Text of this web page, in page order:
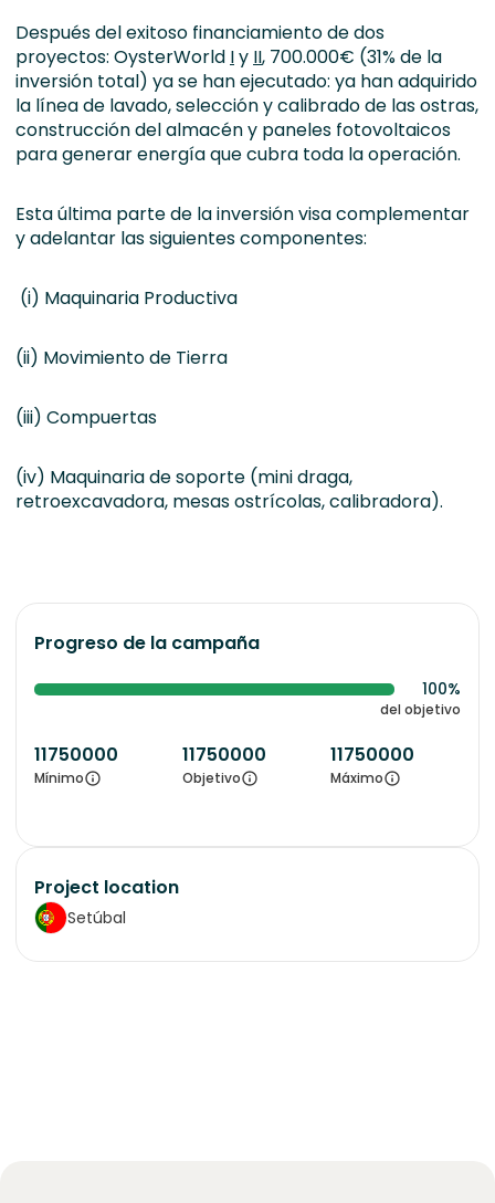
Después del exitoso financiamiento de dos
proyectos: OysterWorld Iy II, 700.000€ (31% de la
inversión total) ya se han ejecutado: ya han adquirido
la línea de lavado, selección y calibrado de las ostras,
construcción del almacén y paneles fotovoltaicos
para generar energía que cubra toda la operación.
Esta última parte de la inversión visa complementar
y adelantar las siguientes componentes:
(i) Maquinaria Productiva
(ii) Movimiento de Tierra
(iii) Compuertas
(iv) Maquinaria de soporte (mini draga,
retroexcavadora, mesas ostrícolas, calibradora).
Progreso de la campaña
100%
del objetivo
11750000
Mínimo
11750000
Objetivo
11750000
Máximo
Project location
Setúbal